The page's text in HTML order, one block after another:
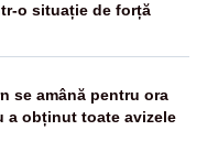
o situație de forță
se amână pentru ora
a obținut toate avizele